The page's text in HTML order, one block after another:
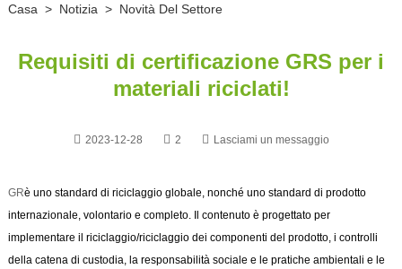
Casa > Notizia > Novità Del Settore
Requisiti di certificazione GRS per i
materiali riciclati!
2023-12-28 2 Lasciami un messaggio
GRè uno standard di riciclaggio globale, nonché uno standard di prodotto
internazionale, volontario e completo. Il contenuto è progettato per
implementare il riciclaggio/riciclaggio dei componenti del prodotto, i controlli
della catena di custodia, la responsabilità sociale e le pratiche ambientali e le